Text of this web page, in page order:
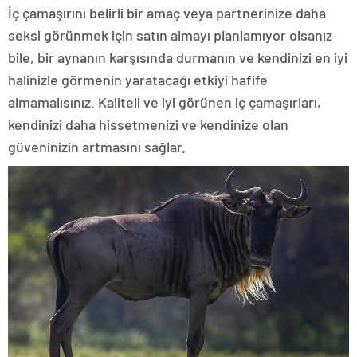
İç çamaşırını belirli bir amaç veya partnerinize daha
seksi görünmek için satın almayı planlamıyor olsanız
bile, bir aynanın karşısında durmanın ve kendinizi en iyi
halinizle görmenin yaratacağı etkiyi hafife
almamalısınız. Kaliteli ve iyi görünen iç çamaşırları,
kendinizi daha hissetmenizi ve kendinize olan
güveninizin artmasını sağlar.